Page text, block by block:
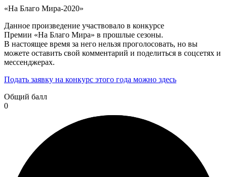
«На Благо Мира-2020»
Данное произведение участвовало в конкурсе
Премии «На Благо Мира» в прошлые сезоны.
В настоящее время за него нельзя проголосовать, но вы
можете оставить свой комментарий и поделиться в соцсетях и
мессенджерах.
Подать заявку на конкурс этого года можно здесь
Общий балл
0